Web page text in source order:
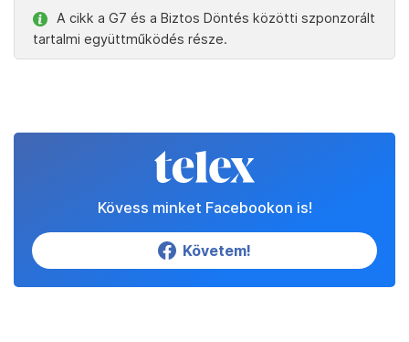
A cikk a G7 és a Biztos Döntés közötti szponzorált
tartalmi együttműködés része.
Kövess minket Facebookon is!
Követem!